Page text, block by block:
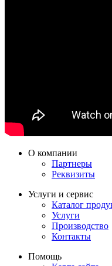
О компании
Партнеры
Реквизиты
Услуги и сервис
Каталог
Услуги
Производство
Контакты
Помощь